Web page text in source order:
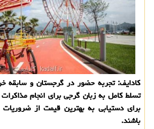
كادایف: تجربه حضور در گرجستان و سابقه
تسلط كامل به زبان گرجی برای انجام
برای دستیابی به بهترین قیمت از
باشند.